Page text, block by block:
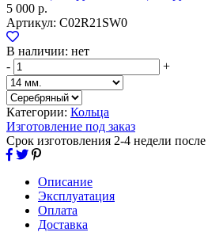
5 000 р.
Артикул: C02R21SW0
В наличии: нет
-
+
Категории: Кольца
Изготовление под заказ
Срок изготовления 2-4 недели
Описание
Эксплуатация
Оплата
Доставка